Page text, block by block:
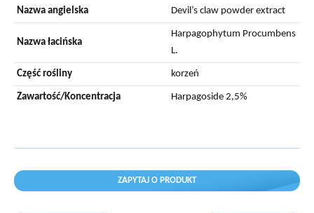
Nazwa angielska Devil’s claw powder extract
Nazwa łacińska
Harpagophytum Procumbens
L.
Część rośliny korzeń
Zawartość/Koncentracja Harpagoside 2,5%
ZAPYTAJ O PRODUKT